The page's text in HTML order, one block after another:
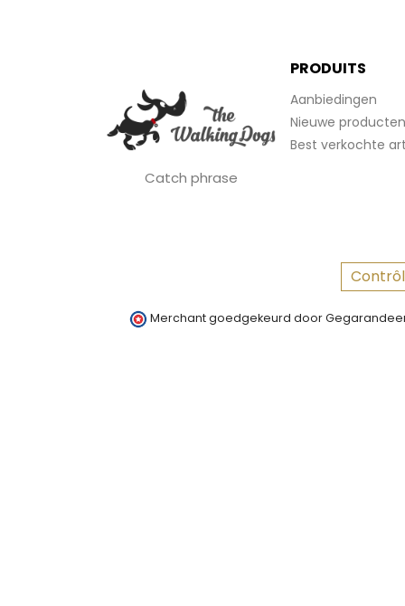
Catch phrase
PRODUITS
Aanbiedingen
Nieuwe producten
Best verkochte
Merchant goedgekeurd door